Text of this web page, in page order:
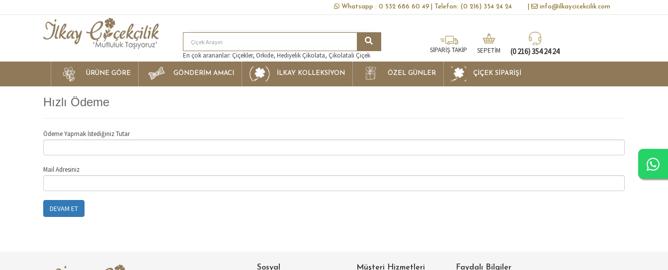
info@ilkaycicekcilik.com
| Telefon: (0 216) 354 24 24
Whatsapp : 0 532 686 60 49
En çok arananlar: Çiçekler, Orkide, Hediyelik Çikolata, Çikolatalı Çiçek
SİPARİŞ TAKİP SEPETİM (0 216) 354 24 24
ÜRÜNE GÖRE GÖNDERİM AMACI İLKAY KOLLEKSIYON ÖZEL GÜNLER ÇIÇEK SIPARIŞI
Hızlı Ödeme
Ödeme Yapmak İstediğiniz Tutar
Mail Adresiniz
Sosyal
Müşteri Hizmetleri Faydalı Bilgiler